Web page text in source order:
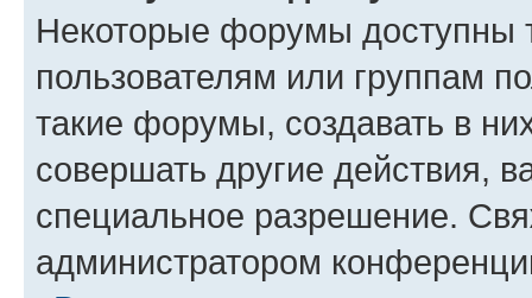
Некоторые форумы доступны
пользователям или группам
такие форумы, создавать в
совершать другие действия,
специальное разрешение.
администратором